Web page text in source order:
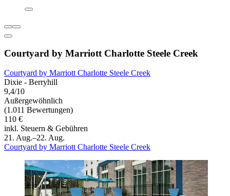
Courtyard by Marriott Charlotte Steele Creek
Courtyard by Marriott Charlotte Steele Creek
Dixie - Berryhill
9,4/10
Außergewöhnlich
(1.011 Bewertungen)
110 €
inkl. Steuern & Gebühren
21. Aug.–22. Aug.
Courtyard by Marriott Charlotte Steele Creek